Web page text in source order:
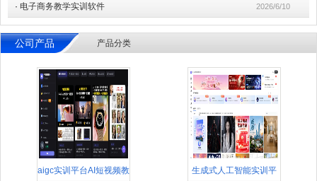
· 电子商务教学实训软件 2026/6/10
公司产品 产品分类
aigc实训平台AI短视频教 生成式人工智能实训平